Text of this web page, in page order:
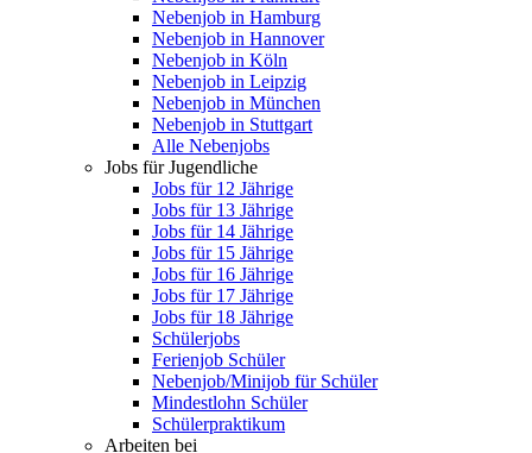
Nebenjob in Hamburg
Nebenjob in Hannover
Nebenjob in Köln
Nebenjob in Leipzig
Nebenjob in München
Nebenjob in Stuttgart
Alle Nebenjobs
Jobs für Jugendliche
Jobs für 12 Jährige
Jobs für 13 Jährige
Jobs für 14 Jährige
Jobs für 15 Jährige
Jobs für 16 Jährige
Jobs für 17 Jährige
Jobs für 18 Jährige
Schülerjobs
Ferienjob Schüler
Nebenjob/Minijob für Schüler
Mindestlohn Schüler
Schülerpraktikum
Arbeiten bei